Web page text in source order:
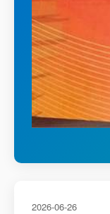
2026-06-26